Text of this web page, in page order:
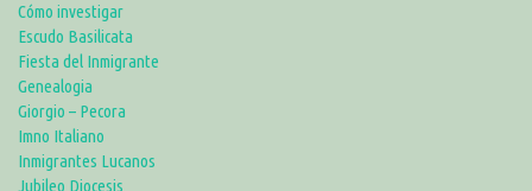
Cómo investigar
Escudo Basilicata
Fiesta del Inmigrante
Genealogia
Giorgio – Pecora
Imno Italiano
Inmigrantes Lucanos
Jubileo Diocesis